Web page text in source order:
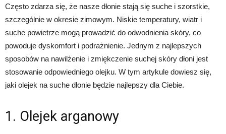
Często zdarza się, że nasze dłonie stają się suche i szorstkie,
szczególnie w okresie zimowym. Niskie temperatury, wiatr i
suche powietrze mogą prowadzić do odwodnienia skóry, co
powoduje dyskomfort i podrażnienie. Jednym z najlepszych
sposobów na nawilżenie i zmiękczenie suchej skóry dłoni jest
stosowanie odpowiedniego olejku. W tym artykule dowiesz się,
jaki olejek na suche dłonie będzie najlepszy dla Ciebie.
1. Olejek arganowy